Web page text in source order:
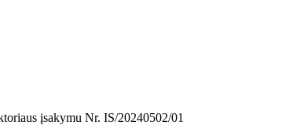
įsakymu Nr. IS/20240502/01